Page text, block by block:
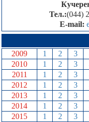
Тел.:(044)
E-mail:
2009
1 2 3
2010
1 2 3
2011
1 2 3
2012
1 2 3
2013
1 2 3
2014
1 2 3
2015
1 2 3